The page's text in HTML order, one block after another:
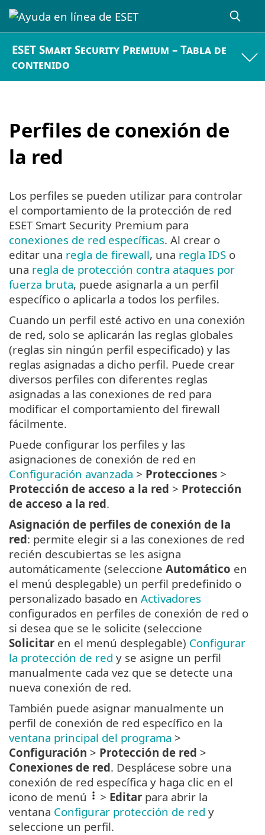
ESET Smart Security Premium – Tabla de
contenido
Perfiles de conexión de
la red
Los perfiles se pueden utilizar para controlar
el comportamiento de la protección de red
ESET Smart Security Premium para
conexiones de red específicas. Al crear o
editar una regla de firewall, una regla IDS o
una regla de protección contra ataques por
fuerza bruta, puede asignarla a un perfil
específico o aplicarla a todos los perfiles.
Cuando un perfil esté activo en una conexión
de red, solo se aplicarán las reglas globales
(reglas sin ningún perfil especificado) y las
reglas asignadas a dicho perfil. Puede crear
diversos perfiles con diferentes reglas
asignadas a las conexiones de red para
modificar el comportamiento del firewall
fácilmente.
Puede configurar los perfiles y las
asignaciones de conexión de red en
Configuración avanzada > Protecciones >
Protección de acceso a la red > Protección
de acceso a la red.
Asignación de perfiles de conexión de la
red: permite elegir si a las conexiones de red
recién descubiertas se les asigna
automáticamente (seleccione Automático en
el menú desplegable) un perfil predefinido o
personalizado basado en Activadores
configurados en perfiles de conexión de red o
si desea que se le solicite (seleccione
Solicitar en el menú desplegable) Configurar
la protección de red y se asigne un perfil
manualmente cada vez que se detecte una
nueva conexión de red.
También puede asignar manualmente un
perfil de conexión de red específico en la
ventana principal del programa >
Configuración > Protección de red >
Conexiones de red. Desplácese sobre una
conexión de red específica y haga clic en el
icono de menú
> Editar para abrir la
ventana Configurar protección de red y
seleccione un perfil.